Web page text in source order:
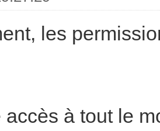
les
à tout le